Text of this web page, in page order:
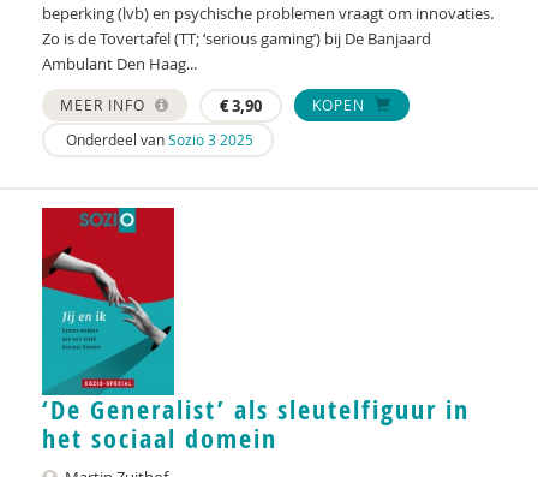
Aly Gruppen
Joyce Guldemond
Raymond Gutterswijk
John Hacking
Jan Hardeman
Willemijn den Harder
Eva van Harten
Zafanja Hartog
beperking (lvb) en psychische problemen vraagt om innovaties.
Zo is de Tovertafel (TT; ‘serious gaming’) bij De Banjaard
Ambulant Den Haag...
MEER INFO €3,90
KOPEN
Onderdeel vanSozio 3 2025
‘De Generalist’ als sleutelfiguur in
het sociaal domein